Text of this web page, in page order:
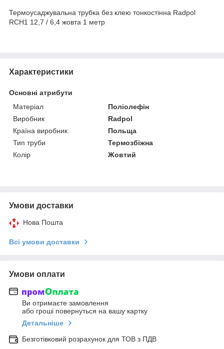
Термоусаджувальна трубка без клею тонкостінна Radpol
RCH1 12,7 / 6,4 жовта 1 метр
Характеристики
Основні атрибути
Матеріал
Поліолефін
Виробник
Radpol
Країна виробник
Польща
Тип труби
Термозбіжна
Колір
Жовтий
Умови доставки
Нова Пошта
Всі умови доставки
Умови оплати
Ви отримаєте замовлення
або гроші повернуться на вашу картку
Детальніше
Безготівковий розрахунок для ТОВ з ПДВ